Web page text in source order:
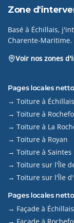
Zone
Basé à Échillais,
Charente-Maritime.
Voir nos zones
Pages locales
→ Toiture à Échillais
→ Toiture à
→ Toiture à La
→ Toiture à Royan
→ Toiture à Saintes
→ Toiture sur l'Île
→ Toiture sur l'Île
Pages locales
→ Façade à Échillais